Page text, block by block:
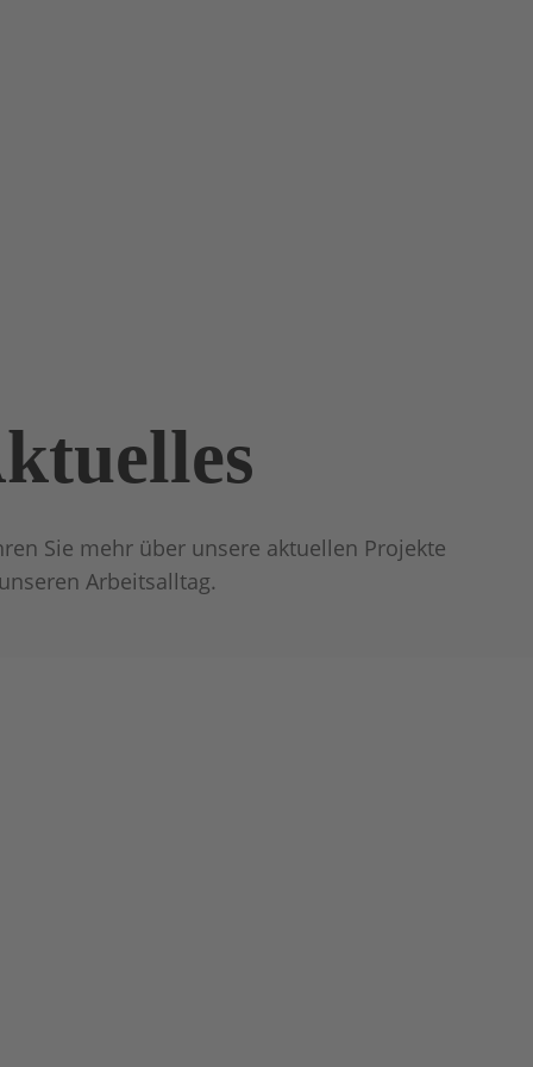
Sie mehr über unsere aktuellen Projekte
Arbeitsalltag.